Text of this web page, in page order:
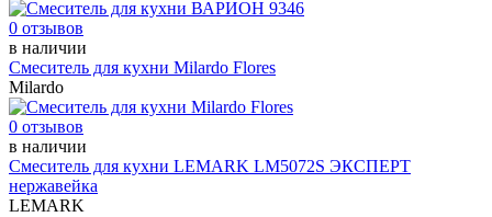
0 отзывов
в наличии
Смеситель для кухни Milardo Flores
Milardo
0 отзывов
в наличии
Смеситель для кухни LEMARK LM5072S ЭКСПЕРТ
нержавейка
LEMARK